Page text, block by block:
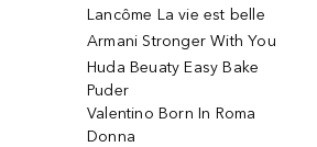
Lancôme La vie est belle
Armani Stronger With You
Huda Beuaty Easy Bake
Puder
Valentino Born In Roma
Donna